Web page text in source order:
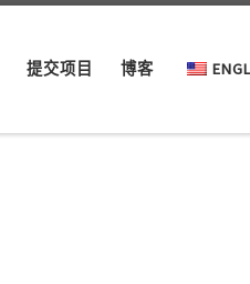
提交项目 博客